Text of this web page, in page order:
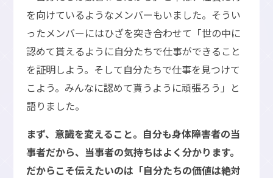
を向けているようなメンバーもいました。そうい
ったメンバーにはひざを突き合わせて「世の中に
認めて貰えるように自分たちで仕事ができること
を証明しよう。そして自分たちで仕事を見つけて
こよう。みんなに認めて貰うように頑張ろう」と
語りました。
まず、意識を変えること。自分も身体障害者の当
事者だから、当事者の気持ちはよく分かります。
だからこそ伝えたいのは「自分たちの価値は絶対